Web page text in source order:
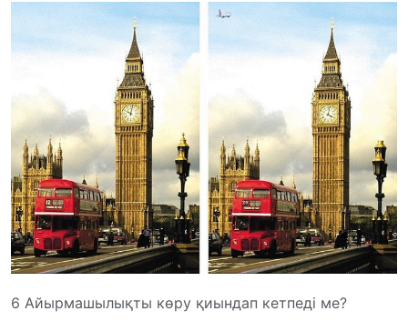
6 Айырмашылықты көру қиындап кетпеді ме?